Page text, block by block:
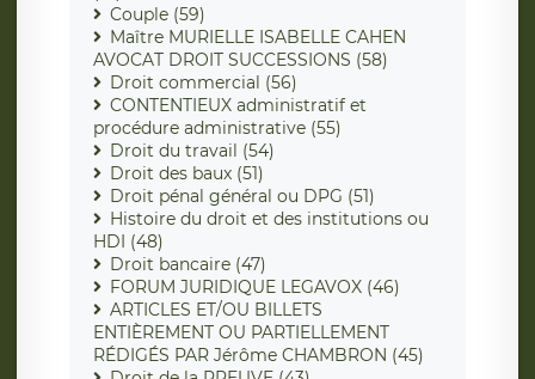
Couple (59)
Maître MURIELLE ISABELLE CAHEN
AVOCAT DROIT SUCCESSIONS (58)
Droit commercial (56)
CONTENTIEUX administratif et
procédure administrative (55)
Droit du travail (54)
Droit des baux (51)
Droit pénal général ou DPG (51)
Histoire du droit et des institutions ou
HDI (48)
Droit bancaire (47)
FORUM JURIDIQUE LEGAVOX (46)
ARTICLES ET/OU BILLETS
ENTIÈREMENT OU PARTIELLEMENT
RÉDIGÉS PAR Jérôme CHAMBRON (45)